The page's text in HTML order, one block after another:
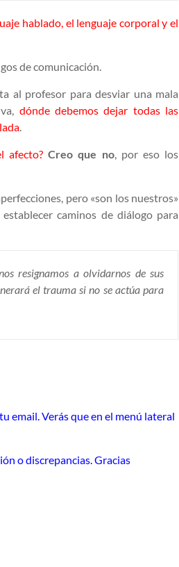
hablado, el lenguaje corporal y el
de comunicación.
al profesor para desviar una mala
dónde debemos dejar todas las
.
afecto? Creo que no, por eso los
pero «son los nuestros»
caminos de diálogo para
resignamos a olvidarnos de sus
el trauma si no se actúa para
email. Verás que en el menú lateral
o discrepancias. Gracias